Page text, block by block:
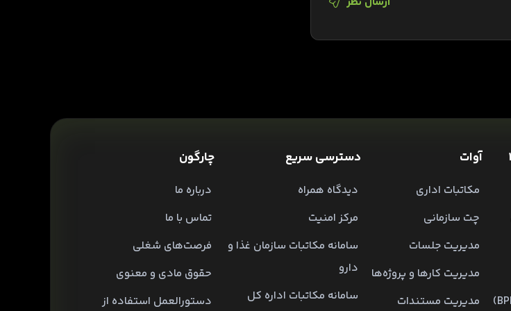
آوات
مکاتبات اداری
چت سازمانی
مدیریت جلسات
مدیریت کارها و پروژه‌ها
مدیریت مستندات
دسترسی سریع
دیدگاه همراه
مرکز امنیت
سامانه مکاتبات سازمان غذا و
دارو
سامانه مکاتبات اداره کل
چارگون
درباره ما
تماس با ما
فرصت‌های شغلی
حقوق مادی و معنوی
دستورالعمل استفاده از